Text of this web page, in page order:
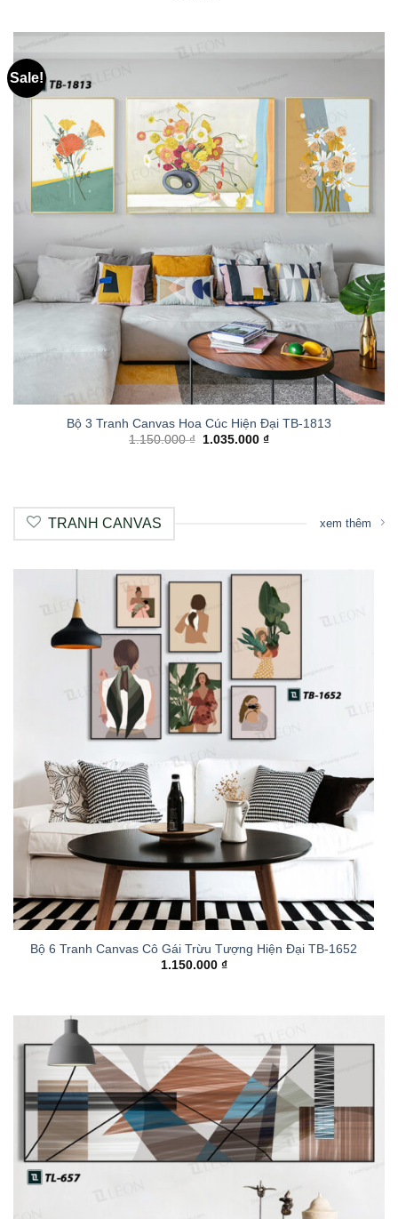
Sale!
Bộ 3 Tranh Canvas Hoa Cúc Hiện Đại TB-1813
1.150.000₫ 1.035.000₫
TRANH CANVAS xem thêm
Bộ 6 Tranh Canvas Cô Gái Trừu Tượng Hiện Đại TB-1652
1.150.000 ₫